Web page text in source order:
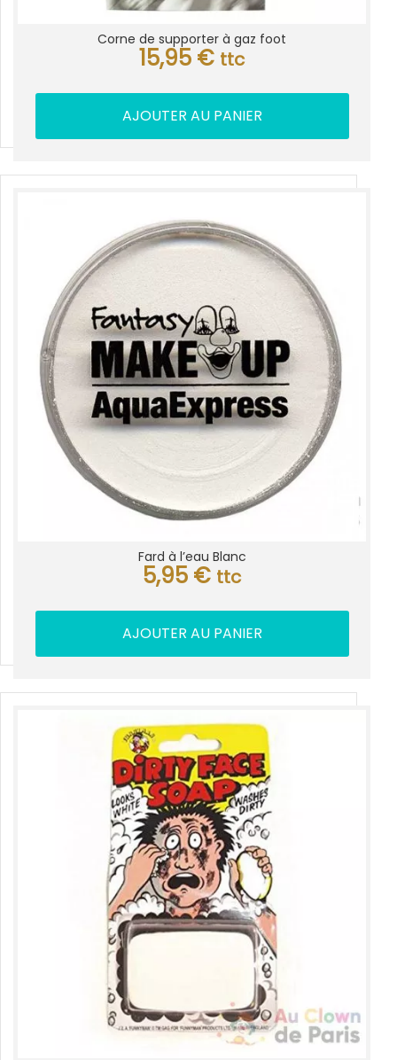
Corne de supporter à gaz foot
15,95 € ttc
AJOUTER AU PANIER
Fard à l’eau Blanc
5,95 € ttc
AJOUTER AU PANIER